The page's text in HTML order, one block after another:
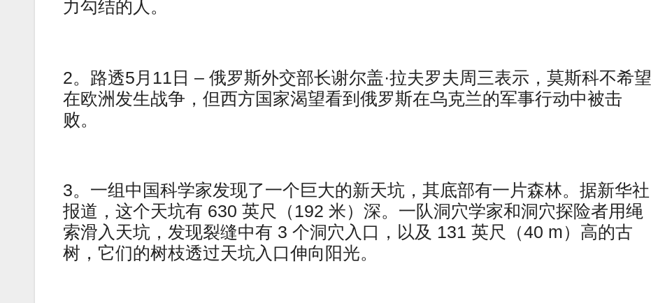
力勾结的人。
2。路透5月11日 – 俄罗斯外交部长谢尔盖·拉夫罗夫周三表示，莫斯科不希望
在欧洲发生战争，但西方国家渴望看到俄罗斯在乌克兰的军事行动中被击
败。
3。一组中国科学家发现了一个巨大的新天坑，其底部有一片森林。据新华社
报道，这个天坑有 630 英尺（192 米）深。一队洞穴学家和洞穴探险者用绳
索滑入天坑，发现裂缝中有 3 个洞穴入口，以及 131 英尺（40 m）高的古
树，它们的树枝透过天坑入口伸向阳光。